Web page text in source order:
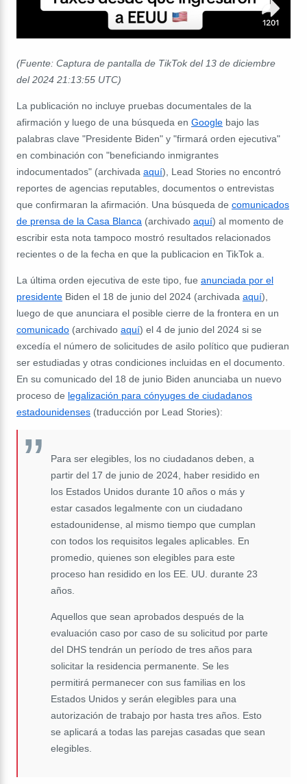
(Fuente: Captura de pantalla de TikTok del 13 de diciembre
del 2024 21:13:55 UTC)
La publicación no incluye pruebas documentales de la
afirmación y luego de una búsqueda en Google bajo las
palabras clave "Presidente Biden" y "firmará orden ejecutiva"
en combinación con "beneficiando inmigrantes
indocumentados" (archivada aquí), Lead Stories no encontró
reportes de agencias reputables, documentos o entrevistas
que confirmaran la afirmación. Una búsqueda de comunicados
de prensa de la Casa Blanca (archivado aquí) al momento de
escribir esta nota tampoco mostró resultados relacionados
recientes o de la fecha en que la publicacion en TikTok a.
La última orden ejecutiva de este tipo, fue anunciada por el
presidente Biden el 18 de junio del 2024 (archivada aquí),
luego de que anunciara el posible cierre de la frontera en un
comunicado (archivado aquí) el 4 de junio del 2024 si se
excedía el número de solicitudes de asilo político que pudieran
ser estudiadas y otras condiciones incluidas en el documento.
En su comunicado del 18 de junio Biden anunciaba un nuevo
proceso de legalización para cónyuges de ciudadanos
estadounidenses (traducción por Lead Stories):
Para ser elegibles, los no ciudadanos deben, a
partir del 17 de junio de 2024, haber residido en
los Estados Unidos durante 10 años o más y
estar casados ​​legalmente con un ciudadano
estadounidense, al mismo tiempo que cumplan
con todos los requisitos legales aplicables. En
promedio, quienes son elegibles para este
proceso han residido en los EE. UU. durante 23
años.
Aquellos que sean aprobados después de la
evaluación caso por caso de su solicitud por parte
del DHS tendrán un período de tres años para
solicitar la residencia permanente. Se les
permitirá permanecer con sus familias en los
Estados Unidos y serán elegibles para una
autorización de trabajo por hasta tres años. Esto
se aplicará a todas las parejas casadas que sean
elegibles.